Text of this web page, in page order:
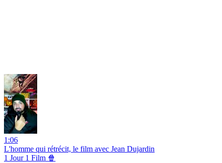
1:06
L'homme qui rétrécit, le film avec Jean Dujardin
1 Jour 1 Film 🍿